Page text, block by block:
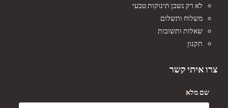
לא רק נשכן תינוקות טבעי
משלוח ותשלום
שאלות ותשובות
תקנון
צרו איתי קשר
שם מלא *